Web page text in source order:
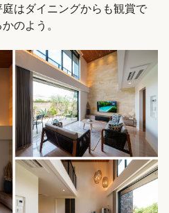
はダイニングからも観賞で
のよう。